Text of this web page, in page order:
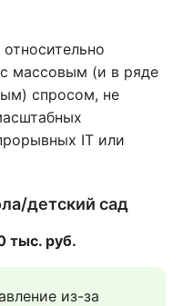
массовым (и в ряде
спросом, не
IT или
детский сад
тыс. руб.
из-за